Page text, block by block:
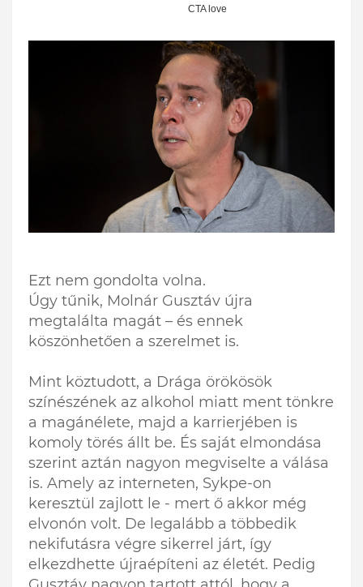
Ezt nem gondolta volna.
Úgy tűnik, Molnár Gusztáv újra
megtalálta magát – és ennek
köszönhetően a szerelmet is.
Mint köztudott, a Drága örökösök
színészének az alkohol miatt ment tönkre
a magánélete, majd a karrierjében is
komoly törés állt be. És saját elmondása
szerint aztán nagyon megviselte a válása
is. Amely az interneten, Sykpe-on
keresztül zajlott le - mert ő akkor még
elvonón volt. De legalább a többedik
nekifutásra végre sikerrel járt, így
elkezdhette újraépíteni az életét. Pedig